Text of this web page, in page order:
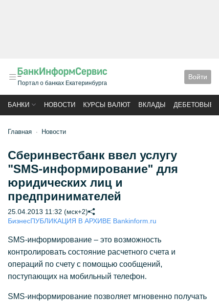
Портал о банках Екатеринбурга
Войти
БАНКИ НОВОСТИ КУРСЫ ВАЛЮТ ВКЛАДЫ ДЕБЕТОВЫЕ
Главная Новости
Сберинвестбанк ввел услугу
"SMS-информирование" для
юридических лиц и
предпринимателей
25.04.2013 11:32 (мск+2)
БизнесПУБЛИКАЦИЯ В АРХИВЕ Bankinform.ru
SMS-информирование – это возможность
контролировать состояние расчетного счета и
операций по счету с помощью сообщений,
поступающих на мобильный телефон.
SMS-информирование позволяет мгновенно получать